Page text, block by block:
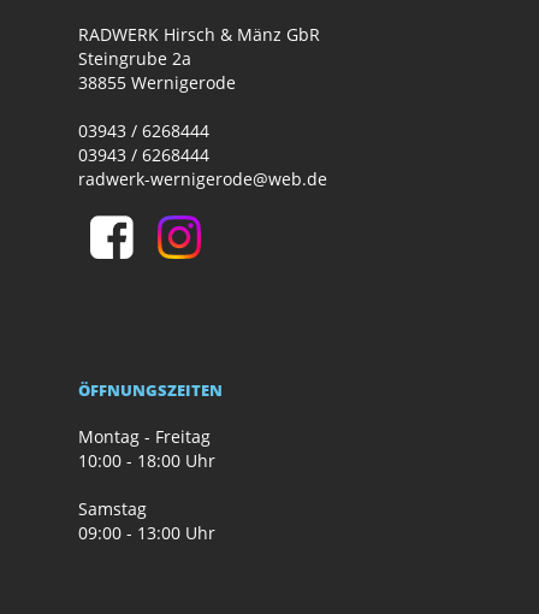
RADWERK Hirsch & Mänz GbR
Steingrube 2a
38855 Wernigerode
03943 / 6268444
03943 / 6268444
radwerk-wernigerode@web.de
ÖFFNUNGSZEITEN
Montag - Freitag
10:00 - 18:00 Uhr
Samstag
09:00 - 13:00 Uhr